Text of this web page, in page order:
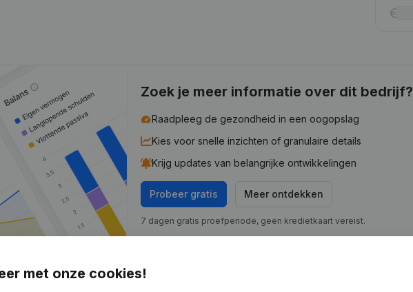
Zoek je meer informatie over dit bedrijf?
Raadpleeg de gezondheid in een oogopslag
Kies voor snelle inzichten of granulaire details
Krijg updates van belangrijke ontwikkelingen
Probeer gratis Meer ontdekken
7 dagen gratis proefperiode, geen kredietkaart vereist.
met onze cookies!